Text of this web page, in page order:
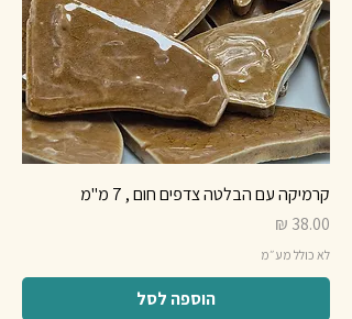
קרמיקה עם הבלטה צדפים חום , 7 מ"מ
מחיר
לא כולל מע״מ
הוספה לסל